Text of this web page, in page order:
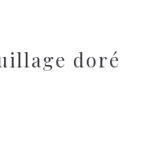
doré